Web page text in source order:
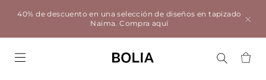
40% de descuento en una selección de diseños en tapizado
Naima.Compra aquí